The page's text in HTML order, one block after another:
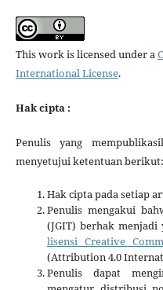
This work is licensed under a
International License.
Hak cipta :
Penulis yang
menyetujui ketentuan berikut:
Hak cipta pada setiap
Penulis mengakui
(JGIT) berhak
lisensi Creative
(Attribution 4.0
Penulis dapat